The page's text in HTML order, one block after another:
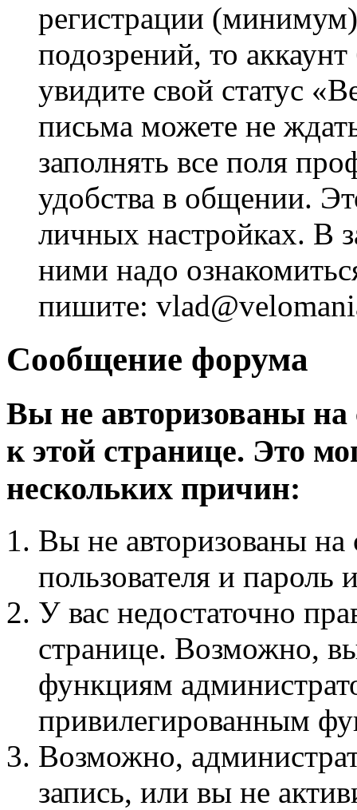
регистрации
подозрений, то
увидите свой статус
письма можете не
заполнять все поля
удобства в общении.
личных настройках. В
ними надо
пишите:
Сообщение форума
Вы не авторизованы на
к этой странице. Это
нескольких причин:
Вы не авторизованы на
пользователя и пароль
У вас недостаточно
странице. Возможно,
функциям
привилегированным
Возможно,
запись, или вы не